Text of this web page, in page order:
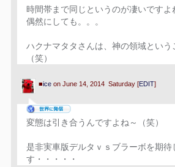
時間帯まで同じというのが凄いですよ
偶然にしても。。。
ハクナマタタさんは、神の領域という
（笑）
■iceon June 14, 2014 Saturday [EDIT]
変態は引き合うんですよね～（笑）
是非実車版デルタｖｓブラーボを期待
す・・・・・